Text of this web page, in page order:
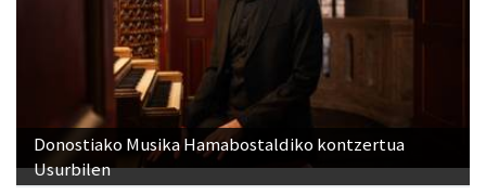
Donostiako Musika Hamabostaldiko kontzertua
Usurbilen